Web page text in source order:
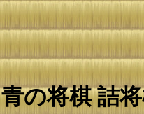
青の将棋 詰